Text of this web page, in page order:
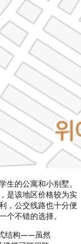
生的公寓和小别墅。
是该地区价格较为实
，公交线路也十分便
个不错的选择。
结构——虽然